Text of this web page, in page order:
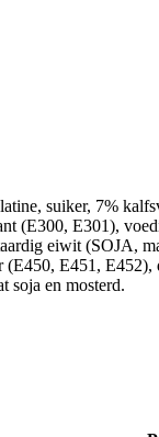
suiker, 7%
(E300, E301),
eiwit (SOJA,
E451, E452),
en mosterd.